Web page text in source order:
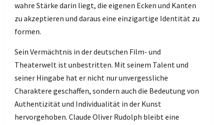
wahre Stärke darin liegt, die eigenen Ecken und Kanten
zu akzeptieren und daraus eine einzigartige Identität zu
formen.
Sein Vermächtnis in der deutschen Film- und
Theaterwelt ist unbestritten. Mit seinem Talent und
seiner Hingabe hat er nicht nur unvergessliche
Charaktere geschaffen, sondern auch die Bedeutung von
Authentizität und Individualität in der Kunst
hervorgehoben. Claude Oliver Rudolph bleibt eine